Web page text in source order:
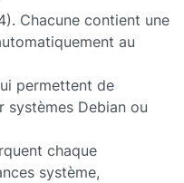
Chacune contient une
au
permettent de
systèmes Debian ou
chaque
système,